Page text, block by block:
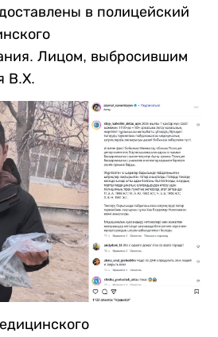
в полицейский
Лицом, выбросившим
В.Х.